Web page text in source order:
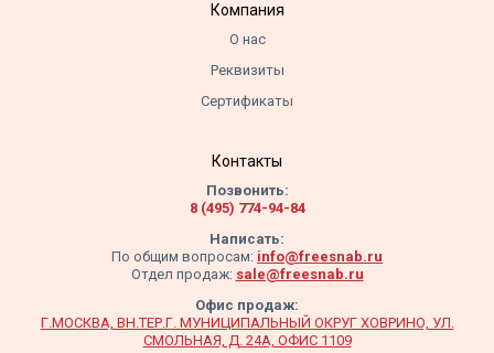
Компания
О нас
Реквизиты
Сертификаты
Контакты
Позвонить:
8 (495) 774-94-84
Написать:
По общим вопросам: info@freesnab.ru
Отдел продаж: sale@freesnab.ru
Офис продаж:
Г.МОСКВА, ВН.ТЕР.Г. МУНИЦИПАЛЬНЫЙ ОКРУГ ХОВРИНО, УЛ.
СМОЛЬНАЯ, Д. 24А, ОФИС 1109